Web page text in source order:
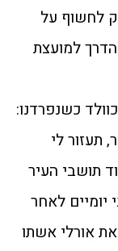
לחשוף על
למועצת
כשנפרדנו:
תעזור לי
תושבי העיר
יומיים לאחר
אורלי אשתו